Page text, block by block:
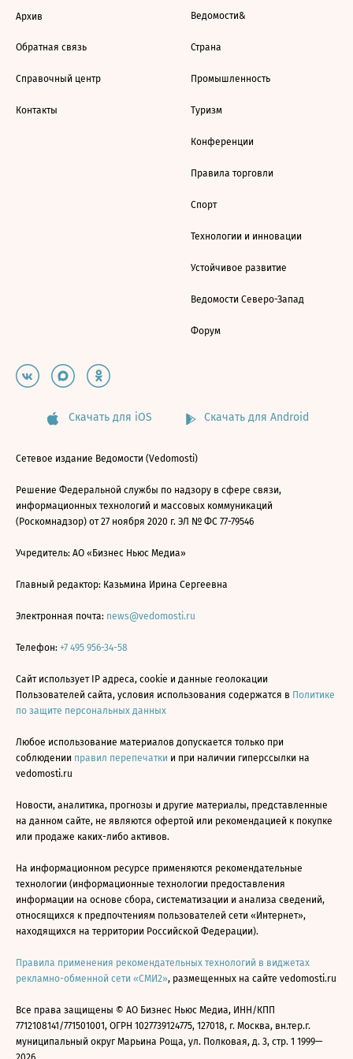
Архив
Обратная связь
Справочный центр
Контакты
Ведомости&
Страна
Промышленность
Туризм
Конференции
Правила торговли
Спорт
Технологии и инновации
Устойчивое развитие
Ведомости Северо-Запад
Форум
Скачать для iOS Скачать для Android
Сетевое издание Ведомости (Vedomosti)
Решение Федеральной службы по надзору в сфере связи,
информационных технологий и массовых коммуникаций
(Роскомнадзор) от 27 ноября 2020 г. ЭЛ № ФС 77-79546
Учредитель: АО «Бизнес Ньюс Медиа»
Главный редактор: Казьмина Ирина Сергеевна
Электронная почта: news@vedomosti.ru
Телефон: +7 495 956-34-58
Сайт использует IP адреса, cookie и данные геолокации
Пользователей сайта, условия использования содержатся в Политике
по защите персональных данных
Любое использование материалов допускается только при
соблюдении правил перепечатки и при наличии гиперссылки на
vedomosti.ru
Новости, аналитика, прогнозы и другие материалы, представленные
на данном сайте, не являются офертой или рекомендацией к покупке
или продаже каких-либо активов.
На информационном ресурсе применяются рекомендательные
технологии (информационные технологии предоставления
информации на основе сбора, систематизации и анализа сведений,
относящихся к предпочтениям пользователей сети «Интернет»,
находящихся на территории Российской Федерации).
Правила применения рекомендательных технологий в виджетах
рекламно-обменной сети «СМИ2», размещенных на сайте vedomosti.ru
Все права защищены © АО Бизнес Ньюс Медиа, ИНН/КПП
7712108141/771501001, ОГРН 1027739124775, 127018, г. Москва, вн.тер.г.
муниципальный округ Марьина Роща, ул. Полковая, д. 3, стр. 1 1999—